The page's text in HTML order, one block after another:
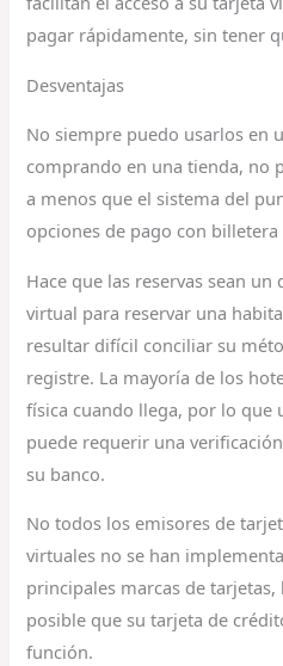
pagar rápidamente, sin tener
Desventajas
No siempre puedo usarlos en
comprando en una tienda, no
a menos que el sistema del
opciones de pago con
Hace que las reservas sean
virtual para reservar una
resultar difícil conciliar su
registre. La mayoría de los
física cuando llega, por lo que
puede requerir una
su banco.
No todos los emisores de
virtuales no se han
principales marcas de
posible que su tarjeta de
función.